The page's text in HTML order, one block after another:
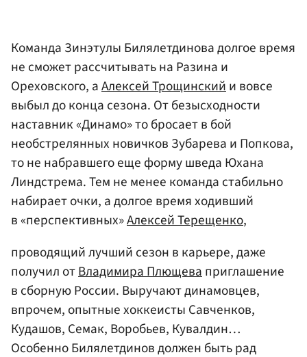
Команда Зинэтулы Билялетдинова долгое время
не сможет рассчитывать на Разина и
Ореховского, аАлексей Трощинскийи вовсе
выбыл до конца сезона. От безысходности
наставник «Динамо» то бросает в бой
необстрелянных новичков Зубарева и Попкова,
то не набравшего еще форму шведа Юхана
Линдстрема. Тем не менее команда стабильно
набирает очки, а долгое время ходивший
в «перспективных»Алексей Терещенко,
проводящий лучший сезон в карьере, даже
получил отВладимира Плющеваприглашение
в сборную России. Выручают динамовцев,
впрочем, опытные хоккеисты Савченков,
Кудашов, Семак, Воробьев, Кувалдин…
Особенно Билялетдинов должен быть рад